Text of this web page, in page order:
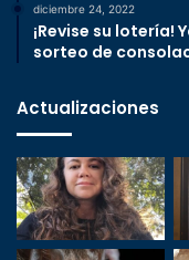
diciembre 24, 2022
¡Revise su lotería!
sorteo de
Actualizaciones